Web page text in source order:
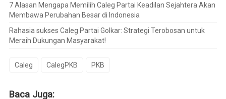
7 Alasan Mengapa Memilih Caleg Partai Keadilan Sejahtera Akan
Membawa Perubahan Besar di Indonesia
Rahasia sukses Caleg Partai Golkar: Strategi Terobosan untuk
Meraih Dukungan Masyarakat!
Caleg CalegPKB PKB
Baca Juga: